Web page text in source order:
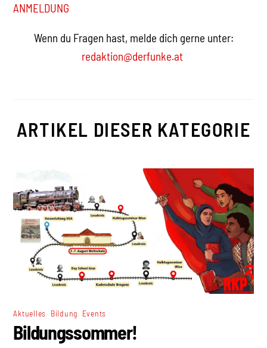
ANMELDUNG
Wenn du Fragen hast, melde dich gerne unter:
redaktion@derfunke.at
ARTIKEL DIESER KATEGORIE
Aktuelles Bildung Events
Bildungssommer!